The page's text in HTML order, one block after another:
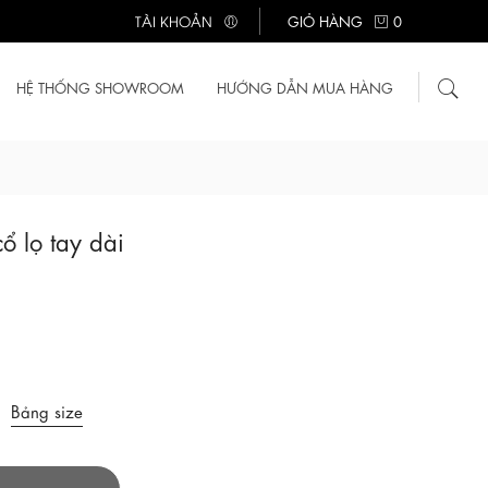
TÀI KHOẢN GIỎ HÀNG 0
HỆ THỐNG SHOWROOM HƯỚNG DẪN MUA HÀNG
lọ tay dài
Bảng size